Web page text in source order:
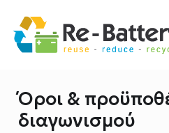
Όροι &
διαγωνισμού